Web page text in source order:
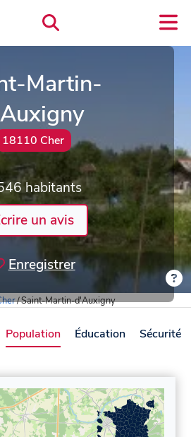
Martin-
18110 Cher
habitants
un avis
Enregistrer
/Saint-Martin-d'Auxigny
Population Éducation Sécurité